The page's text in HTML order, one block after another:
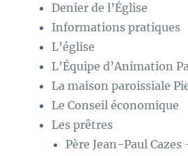
Denier de l’Église
Informations pratiques
L’église
L’Équipe d’Animation
La maison paroissiale
Le Conseil économique
Les prêtres
Père Jean-Paul